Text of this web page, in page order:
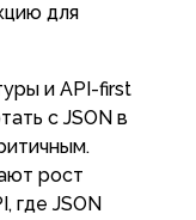
для
и API-first
с JSON в
рост
где JSON